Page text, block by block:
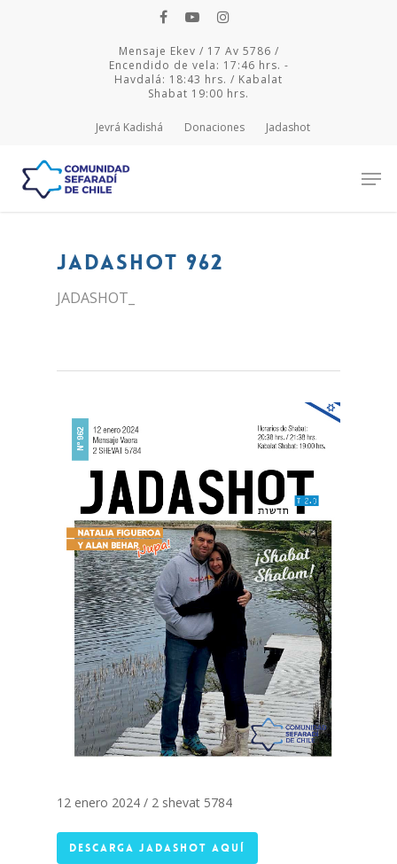
Mensaje Ekev / 17 Av 5786 /
Encendido de vela: 17:46 hrs. -
Havdalá: 18:43 hrs. / Kabalat
Shabat 19:00 hrs.
Jevrá Kadishá Donaciones Jadashot
Hit enter to search or ESC to close
JADASHOT 962
JADASHOT_
12 enero 2024 / 2 shevat 5784
DESCARGA JADASHOT AQUÍ